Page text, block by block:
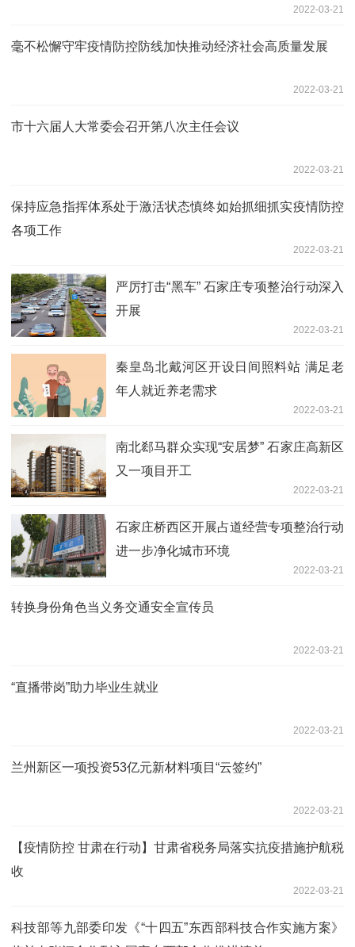
2022-03-21
毫不松懈守牢疫情防控防线加快推动经济社会高质量发展
2022-03-21
市十六届人大常委会召开第八次主任会议
2022-03-21
保持应急指挥体系处于激活状态慎终如始抓细抓实疫情防控
各项工作
2022-03-21
严厉打击“黑车” 石家庄专项整治行动深入
开展
2022-03-21
秦皇岛北戴河区开设日间照料站 满足老
年人就近养老需求
2022-03-21
南北郄马群众实现“安居梦” 石家庄高新区
又一项目开工
2022-03-21
石家庄桥西区开展占道经营专项整治行动
进一步净化城市环境
2022-03-21
转换身份角色当义务交通安全宣传员
2022-03-21
“直播带岗”助力毕业生就业
2022-03-21
兰州新区一项投资53亿元新材料项目“云签约”
2022-03-21
【疫情防控 甘肃在行动】甘肃省税务局落实抗疫措施护航税
收
2022-03-21
科技部等九部委印发《“十四五”东西部科技合作实施方案》